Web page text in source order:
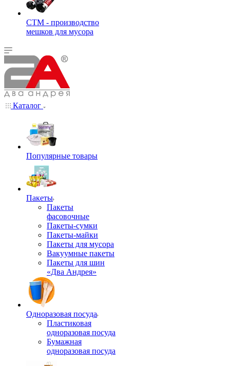
СТМ - производство
мешков для мусора
Каталог
Популярные товары
Пакеты
Пакеты
фасовочные
Пакеты-сумки
Пакеты-майки
Пакеты для мусора
Вакуумные пакеты
Пакеты для шин
«Два Андрея»
Одноразовая посуда
Пластиковая
одноразовая посуда
Бумажная
одноразовая посуда